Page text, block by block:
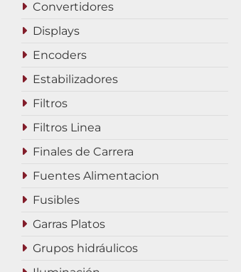
Convertidores
Displays
Encoders
Estabilizadores
Filtros
Filtros Linea
Finales de Carrera
Fuentes Alimentacion
Fusibles
Garras Platos
Grupos hidráulicos